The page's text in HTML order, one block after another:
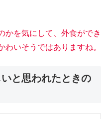
かを気にして、外食ができ
いそうではありますね。
と思われたときの